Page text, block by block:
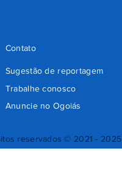
reservados © 2021 - 2025
Sugestão de reportagem
Trabalhe conosco
Anuncie no Ogoiás
Contato